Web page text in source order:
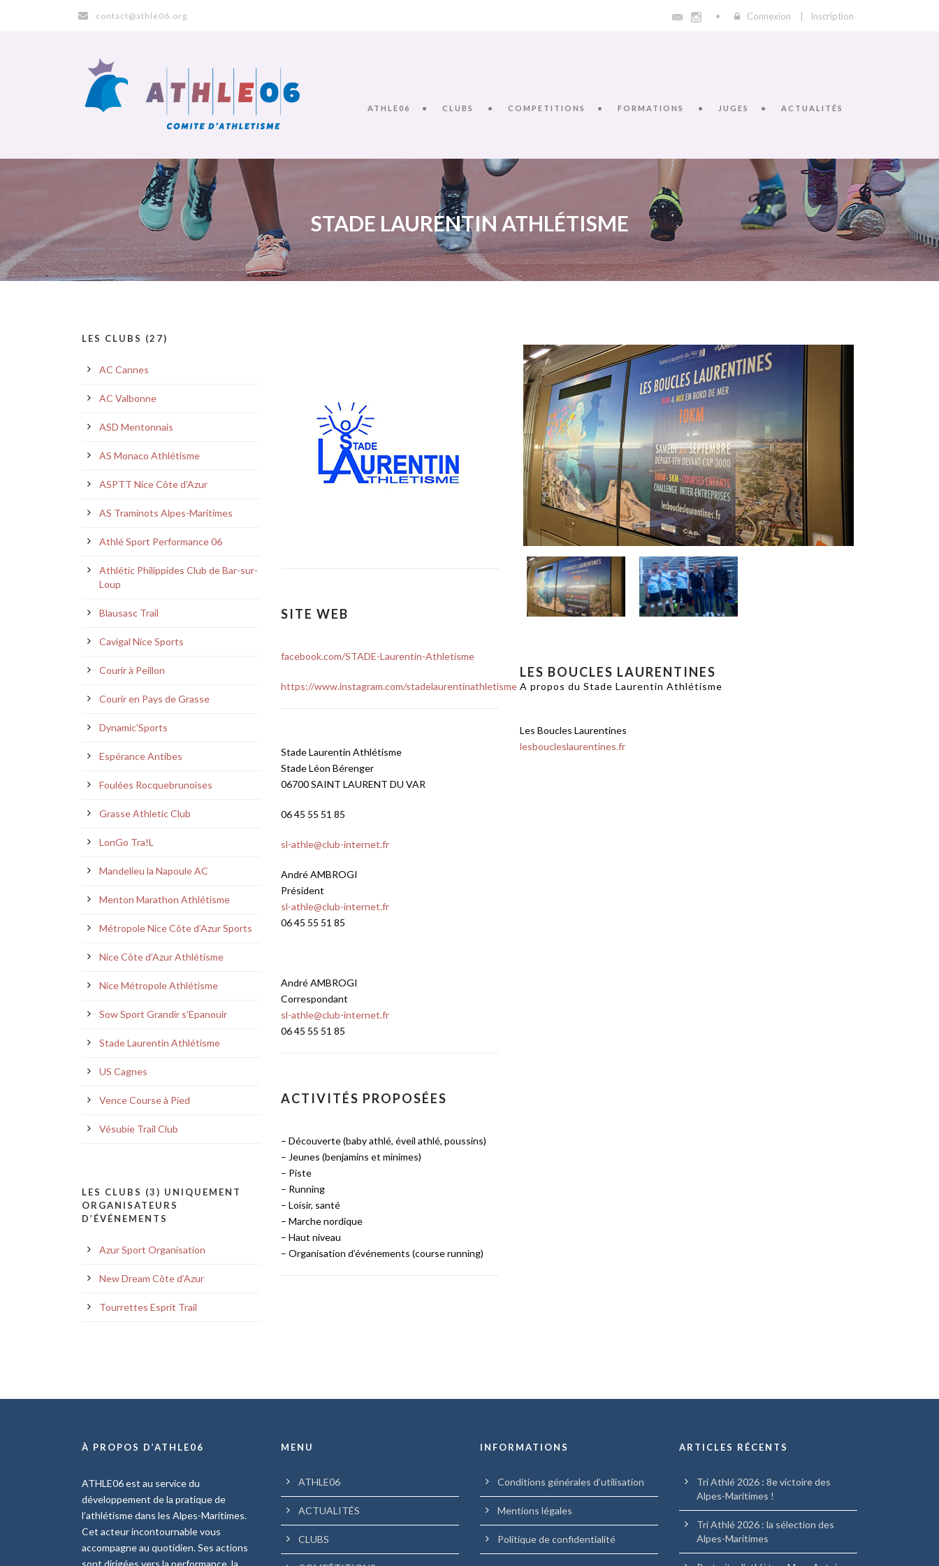
contact@athle06.org Connexion Inscription
ATHLE06 CLUBS COMPETITIONS FORMATIONS JUGES ACTUALITÉS
STADE LAURENTIN ATHLÉTISME
SITE WEB
facebook.com/STADE-Laurentin-Athletisme
https://www.instagram.com/stadelaurentinathletisme
Stade Laurentin Athlétisme
Stade Léon Bérenger
06700 SAINT LAURENT DU VAR
06 45 55 51 85
sl-athle@club-internet.fr
André AMBROGI
Président
sl-athle@club-internet.fr
06 45 55 51 85
André AMBROGI
Correspondant
sl-athle@club-internet.fr
06 45 55 51 85
ACTIVITÉS PROPOSÉES
– Découverte (baby athlé, éveil athlé, poussins)
– Jeunes (benjamins et minimes)
– Piste
– Running
– Loisir, santé
– Marche nordique
– Haut niveau
– Organisation d’événements (course running)
LES BOUCLES LAURENTINES
A propos du Stade Laurentin Athlétisme
Les Boucles Laurentines
lesboucleslaurentines.fr
LES CLUBS (27)
AC Cannes
AC Valbonne
ASD Mentonnais
AS Monaco Athlétisme
ASPTT Nice Côte d’Azur
AS Traminots Alpes-Maritimes
Athlé Sport Performance 06
Athlétic Philippides Club de Bar-sur-
Loup
Blausasc Trail
Cavigal Nice Sports
Courir à Peillon
Courir en Pays de Grasse
Dynamic’Sports
Espérance Antibes
Foulées Rocquebrunoises
Grasse Athletic Club
LonGo Tra!L
Mandelieu la Napoule AC
Menton Marathon Athlétisme
Métropole Nice Côte d’Azur Sports
Nice Côte d’Azur Athlétisme
Nice Métropole Athlétisme
Sow Sport Grandir s’Epanouir
Stade Laurentin Athlétisme
US Cagnes
Vence Course à Pied
Vésubie Trail Club
LES CLUBS (3) UNIQUEMENT
ORGANISATEURS
D’ÉVÉNEMENTS
Azur Sport Organisation
New Dream Côte d’Azur
Tourrettes Esprit Trail
À PROPOS D’ATHLE06
ATHLE06 est au service du
développement de la pratique de
l’athlétisme dans les Alpes-Maritimes.
Cet acteur incontournable vous
accompagne au quotidien. Ses actions
MENU
ATHLE06
ACTUALITÉS
CLUBS
INFORMATIONS
Conditions générales d’utilisation
Mentions légales
Politique de confidentialité
ARTICLES RÉCENTS
Tri Athlé 2026 : 8e victoire des
Alpes-Maritimes !
Tri Athlé 2026 : la sélection des
Alpes-Maritimes